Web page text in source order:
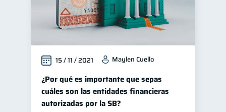
15 / 11 / 2021 Maylen Cuello
¿Por qué es importante que sepas
cuáles son las entidades financieras
autorizadas por la SB?